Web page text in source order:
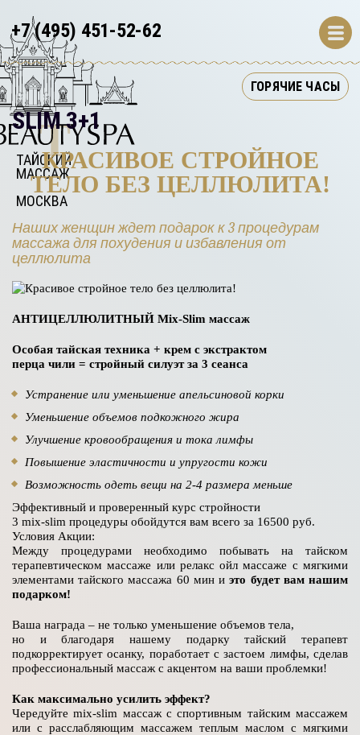
+7 (495) 451-52-62
ГОРЯЧИЕ ЧАСЫ
ТАЙСКИЙ
МАССАЖ
МОСКВА
T
SLIM 3+1
КРАСИВОЕ СТРОЙНОЕ
ТЕЛО БЕЗ ЦЕЛЛЮЛИТА!
Наших женщин ждет подарок к 3 процедурам
массажа для похудения и избавления от
целлюлита
АНТИЦЕЛЛЮЛИТНЫЙ Mix-Slim массаж
Особая тайская техника + крем с экстрактом
перца чили = стройный силуэт за 3 сеанса
Устранение или уменьшение апельсиновой корки
Уменьшение объемов подкожного жира
Улучшение кровообращения и тока лимфы
Повышение эластичности и упругости кожи
Возможность одеть вещи на 2-4 размера меньше
Эффективный и проверенный курс стройности
3 mix-slim процедуры обойдутся вам всего за 16500 руб.
Условия Акции:
Между процедурами необходимо побывать на тайском
терапевтическом массаже или релакс ойл массаже с мягкими
элементами тайского массажа 60 мин иэто будет вам нашим
подарком!
Ваша награда – не только уменьшение объемов тела,
но и благодаря нашему подарку тайский терапевт
подкорректирует осанку, поработает с застоем лимфы, сделав
профессиональный массаж с акцентом на ваши проблемки!
Как максимально усилить эффект?
Чередуйте mix-slim массаж с спортивным тайским массажем
или с расслабляющим массажем теплым маслом с мягкими